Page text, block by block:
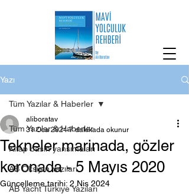
Yazı
Tüm Yazılar & Haberler
Kitap basın yansımaları
AB Oksijen Yazıları
AB Yacht Türkiye Yazıları
Tüm Yazılar & Haberler
Tekneler marinada, gözler
koronada - 5 Mayıs 2020
aliboratav
31 Oca 2024 7 dakikada okunur
Güncelleme tarihi: 2 Nis 2024